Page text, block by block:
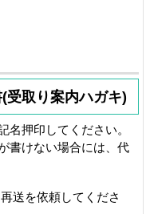
受取り案内ハガキ)
名押印してください。
書けない場合には、代
送を依頼してくださ